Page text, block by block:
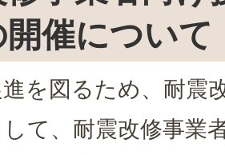
催について
を図るため、耐震
して、耐震改修事業